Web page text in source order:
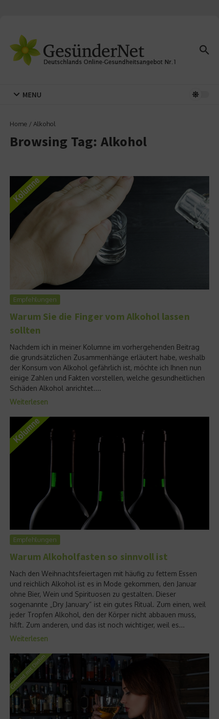
MENU
Home / Alkohol
Browsing Tag: Alkohol
Empfehlungen
Warum Sie die Finger vom Alkohol lassen
sollten
Nachdem ich in meiner Kolumne im vorhergehenden Beitrag
die grundsätzlichen Zusammenhänge erläutert habe, weshalb
der Konsum von Alkohol gefährlich ist, möchte ich Ihnen nun
einige Zahlen und Fakten vorstellen, welche gesundheitlichen
Schäden Alkohol anrichtet....
Weiterlesen
Empfehlungen
Warum Alkoholfasten so sinnvoll ist
Nach den Weihnachtsfeiertagen mit häufig zu fettem Essen
und reichlich Alkohol ist es in Mode gekommen, den Januar
ohne Bier, Wein und Spirituosen zu gestalten. Dieser
sogenannte „Dry January“ ist ein gutes Ritual. Zum einen, weil
jeder Tropfen Alkohol, den der Körper nicht abbauen muss,
hilft. Zum anderen, und das ist noch wichtiger, weil es...
Weiterlesen